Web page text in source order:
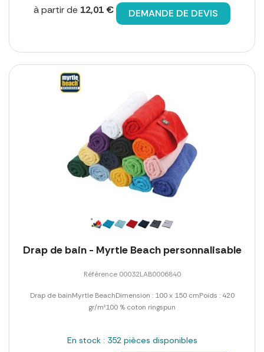
à partir de 12,01 € DEMANDE DE DEVIS
Drap de bain - Myrtle Beach personnalisable
Référence 00032LAB0006840
Drap de bainMyrtle BeachDimension : 100 x 150 cmPoids : 420
gr/m²100 % coton ringspun
En stock : 352 pièces disponibles